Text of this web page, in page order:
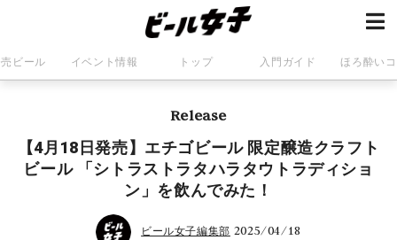
ビール イベント情報 トップ 入門ガイド ほろ酔い
Release
【4月18日発売】エチゴビール 限定醸造クラフト
ビール 「シトラストラタハラタウトラディショ
ン」を飲んでみた！
ビール女子編集部 2025/04/18